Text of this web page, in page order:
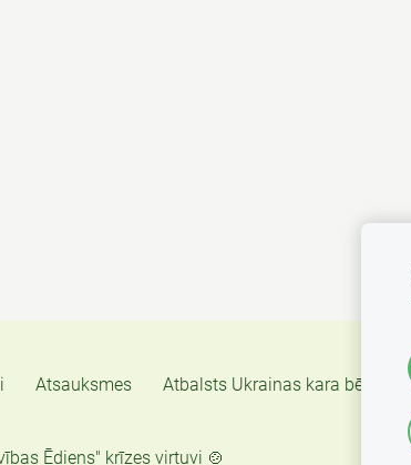
Atsauksmes Atbalsts Ukrainas kara bēgļiem
Ēdiens" krīzes virtuvi 🍲